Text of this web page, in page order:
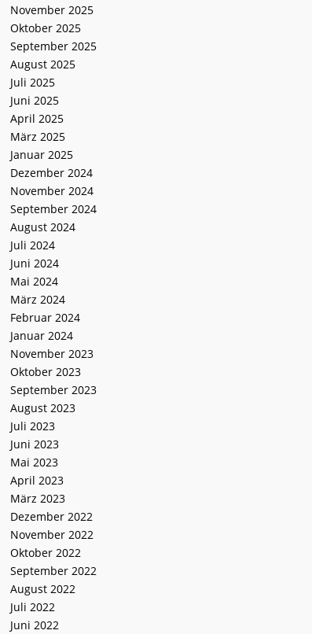
November 2025
Oktober 2025
September 2025
August 2025
Juli 2025
Juni 2025
April 2025
März 2025
Januar 2025
Dezember 2024
November 2024
September 2024
August 2024
Juli 2024
Juni 2024
Mai 2024
März 2024
Februar 2024
Januar 2024
November 2023
Oktober 2023
September 2023
August 2023
Juli 2023
Juni 2023
Mai 2023
April 2023
März 2023
Dezember 2022
November 2022
Oktober 2022
September 2022
August 2022
Juli 2022
Juni 2022